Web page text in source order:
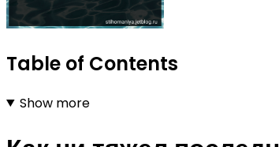
Table of Contents
Show more